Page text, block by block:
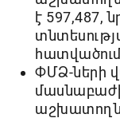
է 597,487,
ՓՄՁ-ների